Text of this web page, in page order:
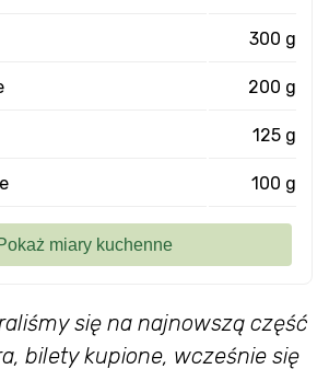
się na najnowszą część
bilety kupione, wcześnie się
300 g
200 g
125 g
100 g